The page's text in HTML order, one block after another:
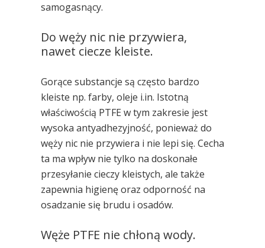
samogasnący.
Do węży nic nie przywiera,
nawet ciecze kleiste.
Gorące substancje są często bardzo
kleiste np. farby, oleje i.in. Istotną
właściwością PTFE w tym zakresie jest
wysoka antyadhezyjność, ponieważ do
węży nic nie przywiera i nie lepi się. Cecha
ta ma wpływ nie tylko na doskonałe
przesyłanie cieczy kleistych, ale także
zapewnia higienę oraz odporność na
osadzanie się brudu i osadów.
Węże PTFE nie chłoną wody.